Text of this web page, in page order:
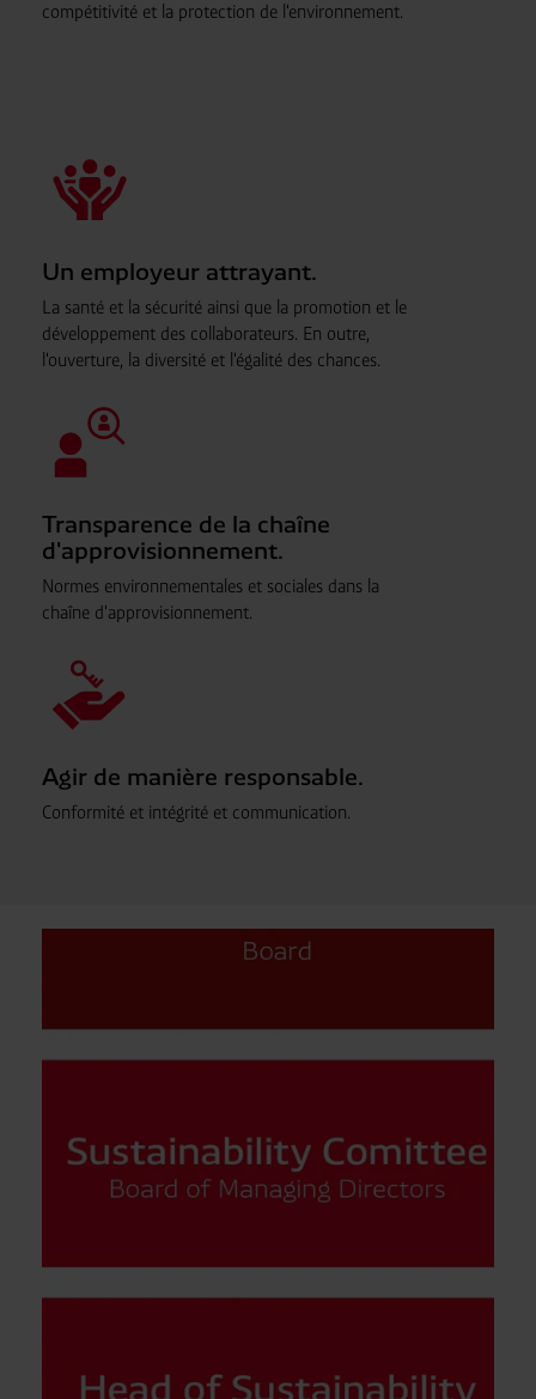
compétitivité et la protection de l'environnement.
Un employeur attrayant.
La santé et la sécurité ainsi que la promotion et le
développement des collaborateurs. En outre,
l'ouverture, la diversité et l'égalité des chances.
Transparence de la chaîne
d'approvisionnement.
Normes environnementales et sociales dans la
chaîne d'approvisionnement.
Agir de manière responsable.
Conformité et intégrité et communication.